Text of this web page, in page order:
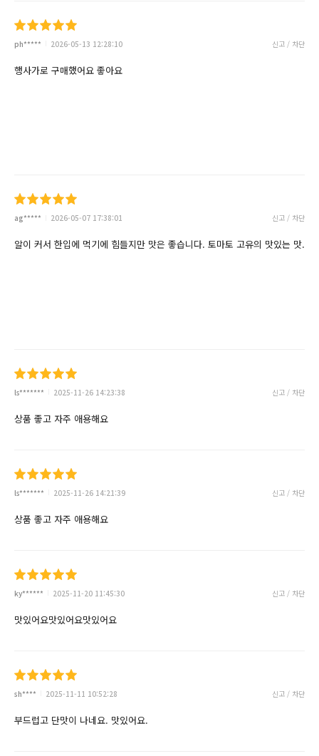
ph***** 2026-05-13 12:28:10 신고 / 차단
행사가로 구매했어요 좋아요
ag***** 2026-05-07 17:38:01 신고 / 차단
알이 커서 한입에 먹기에 힘들지만 맛은 좋습니다. 토마토 고유의 맛있는 맛.
ls******* 2025-11-26 14:23:38 신고 / 차단
상품 좋고 자주 애용해요
ls******* 2025-11-26 14:21:39 신고 / 차단
상품 좋고 자주 애용해요
ky****** 2025-11-20 11:45:30 신고 / 차단
맛있어요맛있어요맛있어요
sh**** 2025-11-11 10:52:28 신고 / 차단
부드럽고 단맛이 나네요. 맛있어요.